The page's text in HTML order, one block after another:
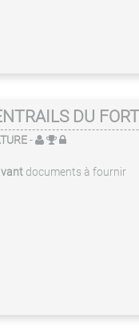
DU
-
documents à fournir